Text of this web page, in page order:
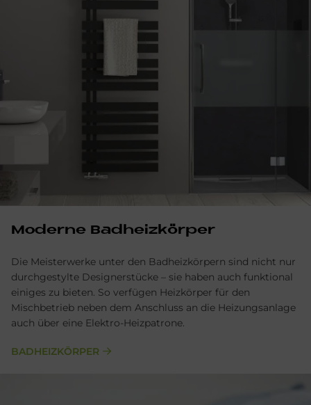
Moderne Badheizkörper
Die Meisterwerke unter den Badheizkörpern sind nicht nur
durchgestylte Designerstücke – sie haben auch funktional
einiges zu bieten. So verfügen Heizkörper für den
Mischbetrieb neben dem Anschluss an die Heizungsanlage
auch über eine Elektro-Heizpatrone.
BADHEIZKÖRPER